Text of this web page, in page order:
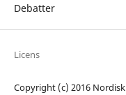
Debatter
Licens
Copyright (c) 2016